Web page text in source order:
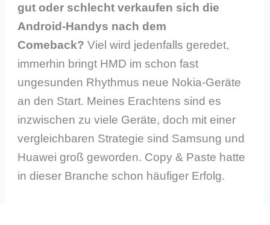
gut oder schlecht verkaufen sich die
Android-Handys nach dem
Comeback?Viel wird jedenfalls geredet,
immerhin bringt HMD im schon fast
ungesunden Rhythmus neue Nokia-Geräte
an den Start. Meines Erachtens sind es
inzwischen zu viele Geräte, doch mit einer
vergleichbaren Strategie sind Samsung und
Huawei groß geworden. Copy & Paste hatte
in dieser Branche schon häufiger Erfolg.